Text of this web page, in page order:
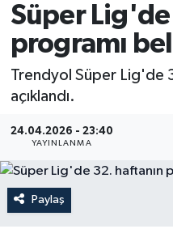
Süper
programı
Trendyol Süper Lig'de
açıklandı.
24.04.2026 - 23:40
YAYINLANMA
Paylaş
Dünya
Ekonomi
Genel
Gündem
Son Dakika